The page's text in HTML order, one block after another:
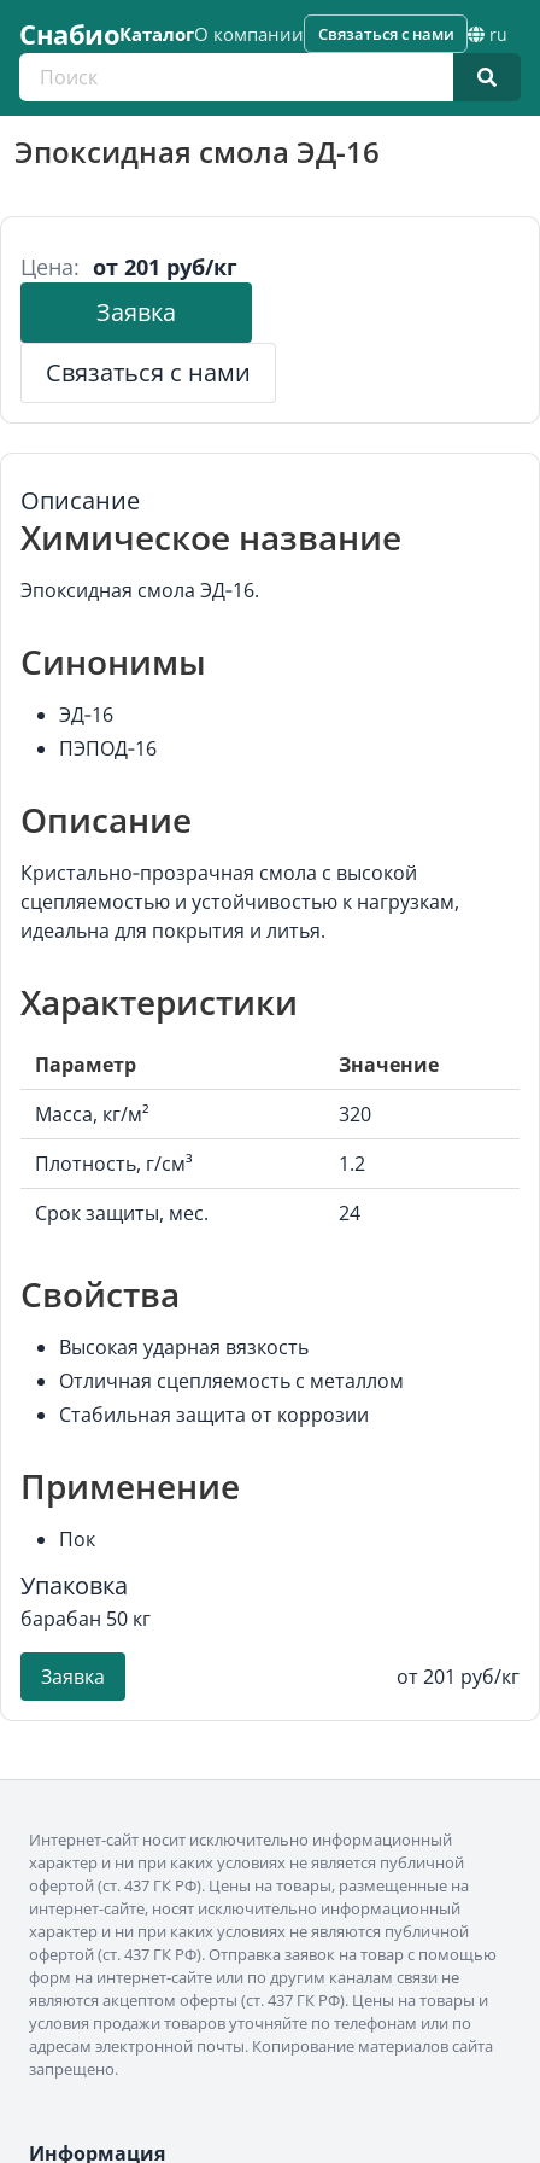
СнабиоКаталогО компании
Поиск по каталогу
Связаться с нами ru
Эпоксидная смола ЭД-16
Цена: от 201 руб/кг
Заявка
Связаться с нами
Описание
Химическое название
Эпоксидная смола ЭД‑16.
Синонимы
ЭД‑16
ПЭПОД‑16
Описание
Кристально‑прозрачная смола с высокой
сцепляемостью и устойчивостью к нагрузкам,
идеальна для покрытия и литья.
Характеристики
Параметр
Значение
Масса, кг/м²
320
Плотность, г/см³
1.2
Срок защиты, мес.
24
Свойства
Высокая ударная вязкость
Отличная сцепляемость с металлом
Стабильная защита от коррозии
Применение
Пок
Упаковка
барабан 50 кг
Заявка от 201 руб/кг
Интернет-сайт носит исключительно информационный
характер и ни при каких условиях не является публичной
офертой (ст. 437 ГК РФ). Цены на товары, размещенные на
интернет-сайте, носят исключительно информационный
характер и ни при каких условиях не являются публичной
офертой (ст. 437 ГК РФ). Отправка заявок на товар с помощью
форм на интернет-сайте или по другим каналам связи не
являются акцептом оферты (ст. 437 ГК РФ). Цены на товары и
условия продажи товаров уточняйте по телефонам или по
адресам электронной почты. Копирование материалов сайта
запрещено.
Информация